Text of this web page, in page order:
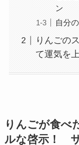
ン
自分
りんごの
て運気を
りんごが食べ
ルな啓示！